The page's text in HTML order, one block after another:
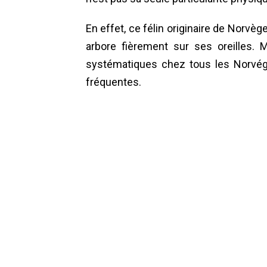
En effet, ce félin originaire de
arbore fièrement sur ses
systématiques chez tous les
fréquentes.